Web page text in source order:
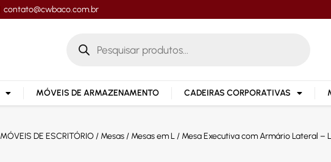
contato@cwbaco.com.br
MÓVEIS DE ARMAZENAMENTO CADEIRAS CORPORATIVAS
MÓVEIS DE ESCRITÓRIO/ Mesas/ Mesas em L/ Mesa Executiva com Armário Lateral –